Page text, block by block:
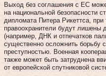
Выход без соглашения с ЕС
на национальной безопасности
дипломата Питера Рикеттса, при
правоохранители будут лишены
(например, ДНК и отпечатков
существенно осложнить борьбу
преступностью. Военная
также может быть затруднена
от европейской спутниковой